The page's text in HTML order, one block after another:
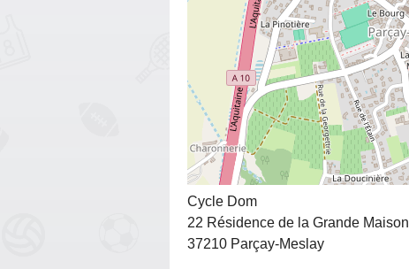
Cycle Dom
22 Résidence de la Grande Maison
37210 Parçay-Meslay